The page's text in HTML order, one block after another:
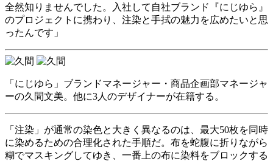
全然知りませんでした。入社して自社ブランド『にじゆら』
のプロジェクトに携わり、注染と手拭の魅力を広めたいと思
ったんです」
「にじゆら」ブランドマネージャー・商品企画部マネージャ
ーの久間文美。他に3人のデザイナーが在籍する。
「注染」が通常の染色と大きく異なるのは、最大50枚を同時
に染めるための合理化された手順だ。布を蛇腹に折りながら
糊でマスキングしてゆき、一番上の布に染料をブロックする